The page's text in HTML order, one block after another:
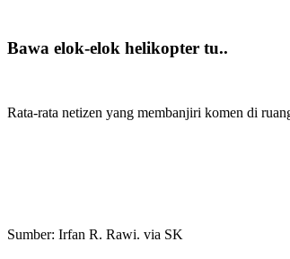
Bawa elok-elok helikopter tu..
Rata-rata netizen yang membanjiri komen di
Sumber: Irfan R. Rawi. via SK